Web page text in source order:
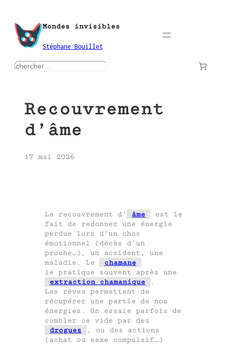
contenu
Mondes invisibles
Stéphane Bouillet
rechercher
Recouvrement
d’âme
17 mai 2026
Le recouvrement d’ âme
est le
fait de redonner une énergie
perdue lors d’un choc
émotionnel (décès d’un
proche…), un accident, une
maladie. Le
chamane
le pratique souvent après une
extraction chamanique
.
Les rêves permettent de
récupérer une partie de nos
énergies. On essaie parfois de
combler ce vide par des
drogues
, ou des actions
(achat ou sexe compulsif…)